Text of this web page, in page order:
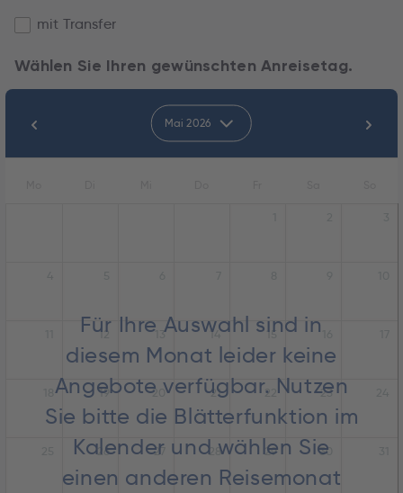
mit Transfer
Wählen Sie Ihren gewünschten Anreisetag.
Mai 2026
Für Ihre Auswahl sind in
diesem Monat leider keine
Angebote verfügbar. Nutzen
Sie bitte die Blätterfunktion im
Kalender und wählen Sie
einen anderen Reisemonat
12 13 14 15
19 20 21 22 23
26 27 28 29 30